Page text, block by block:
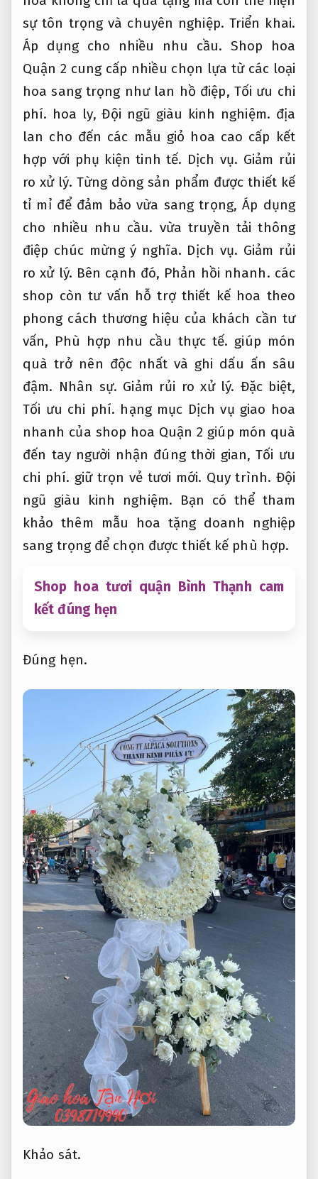
sự tôn trọng và chuyên nghiệp. Triển khai.
Áp dụng cho nhiều nhu cầu. Shop hoa
Quận 2 cung cấp nhiều chọn lựa từ các loại
hoa sang trọng như lan hồ điệp, Tối ưu chi
phí. hoa ly,Đội ngũ giàu kinh nghiệm. địa
lan cho đến các mẫu giỏ hoa cao cấp kết
hợp với phụ kiện tinh tế. Dịch vụ. Giảm rủi
ro xử lý. Từng dòng sản phẩm được thiết kế
tỉ mỉ để đảm bảo vừa sang trọng,Áp dụng
cho nhiều nhu cầu. vừa truyền tải thông
điệp chúc mừng ý nghĩa. Dịch vụ. Giảm rủi
ro xử lý. Bên cạnh đó, Phản hồi nhanh. các
shop còn tư vấn hỗ trợ thiết kế hoa theo
phong cách thương hiệu của khách cần tư
vấn, Phù hợp nhu cầu thực tế. giúp món
quà trở nên độc nhất và ghi dấu ấn sâu
đậm. Nhân sự. Giảm rủi ro xử lý. Đặc biệt,
Tối ưu chi phí. hạng mục Dịch vụ giao hoa
nhanh của shop hoa Quận 2 giúp món quà
đến tay người nhận đúng thời gian,Tối ưu
chi phí. giữ trọn vẻ tươi mới. Quy trình. Đội
ngũ giàu kinh nghiệm. Bạn có thể tham
khảo thêm mẫu hoa tặng doanh nghiệp
sang trọng để chọn được thiết kế phù hợp.
Shop hoa tươi quận Bình Thạnh cam
kết đúng hẹn
Đúng hẹn.
Khảo sát.